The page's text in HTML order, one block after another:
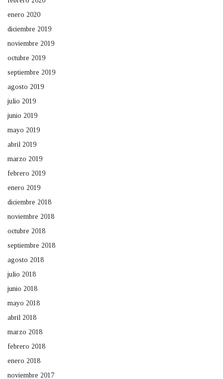
enero 2020
diciembre 2019
noviembre 2019
octubre 2019
septiembre 2019
agosto 2019
julio 2019
junio 2019
mayo 2019
abril 2019
marzo 2019
febrero 2019
enero 2019
diciembre 2018
noviembre 2018
octubre 2018
septiembre 2018
agosto 2018
julio 2018
junio 2018
mayo 2018
abril 2018
marzo 2018
febrero 2018
enero 2018
noviembre 2017